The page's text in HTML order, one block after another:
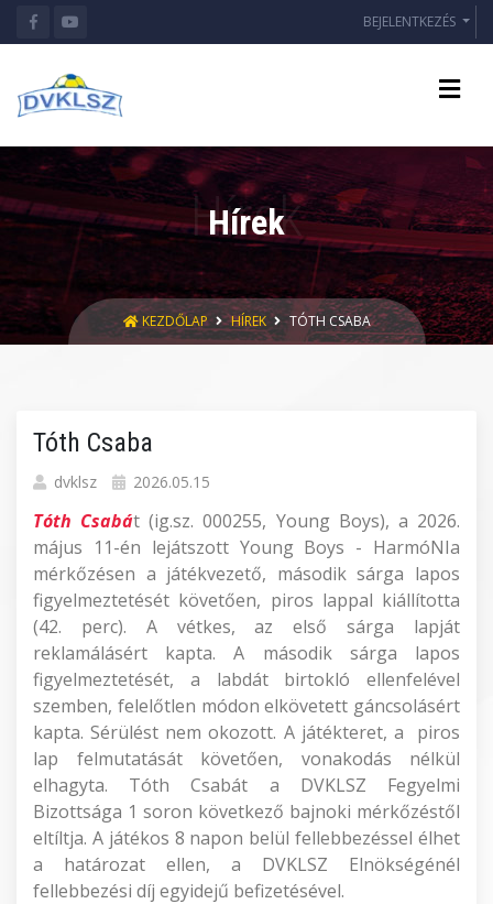
BEJELENTKEZÉS
Hírek
KEZDŐLAP HÍREK TÓTH CSABA
Tóth Csaba
dvklsz 2026.05.15
Tóth Csabát (ig.sz. 000255, Young Boys), a 2026.
május 11-én lejátszott Young Boys - HarmóNIa
mérkőzésen a játékvezető, második sárga lapos
figyelmeztetését követően, piros lappal kiállította
(42. perc). A vétkes, az első sárga lapját
reklamálásért kapta. A második sárga lapos
figyelmeztetését, a labdát birtokló ellenfelével
szemben, felelőtlen módon elkövetett gáncsolásért
kapta. Sérülést nem okozott. A játékteret, a piros
lap felmutatását követően, vonakodás nélkül
elhagyta. Tóth Csabát a DVKLSZ Fegyelmi
Bizottsága 1 soron következő bajnoki mérkőzéstől
eltíltja. A játékos 8 napon belül fellebbezéssel élhet
a határozat ellen, a DVKLSZ Elnökségénél
fellebbezési díj egyidejű befizetésével.